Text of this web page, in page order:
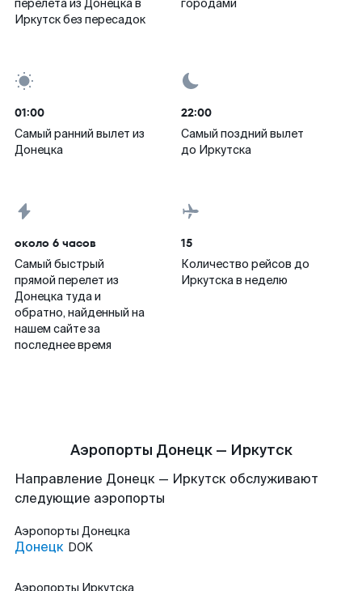
перелета из Донецка в
Иркутск без пересадок
городами
01:00
Самый ранний вылет из
Донецка
22:00
Самый поздний вылет
до Иркутска
около 6 часов
Самый быстрый
прямой перелет из
Донецка туда и
обратно, найденный на
нашем сайте за
последнее время
15
Количество рейсов до
Иркутска в неделю
Аэропорты Донецк — Иркутск
Направление Донецк — Иркутск обслуживают
следующие аэропорты
Аэропорты Донецка
Донецк DOK
Аэропорты Иркутска